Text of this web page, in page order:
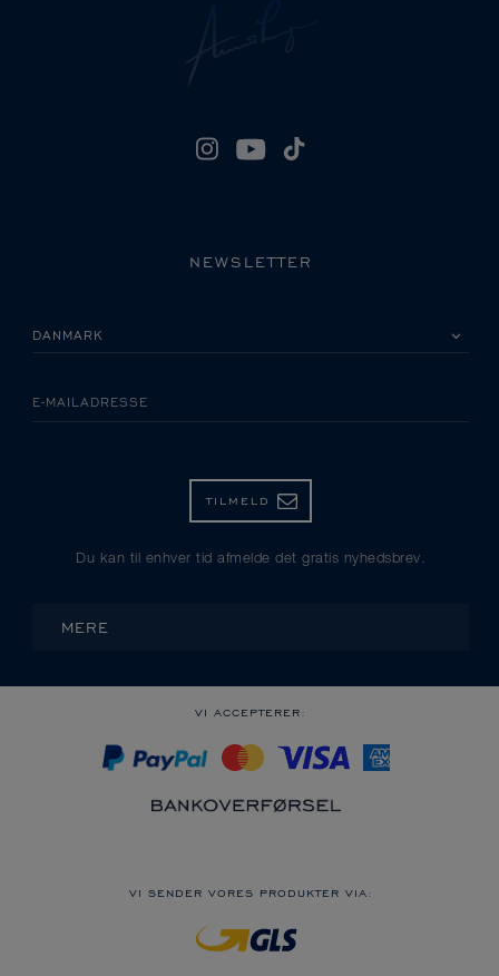
NEWSLETTER
E-MAILADRESSE
TILMELD
Du kan til enhver tid afmelde det gratis nyhedsbrev.
MERE
VI ACCEPTERER:
VI SENDER VORES PRODUKTER VIA: